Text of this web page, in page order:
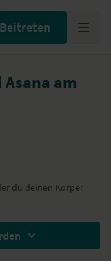
Beitreten
am
du deinen Körper